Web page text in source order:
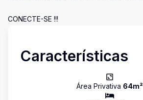
CONECTE-SE !!!
Características
Área Privativa 64m²